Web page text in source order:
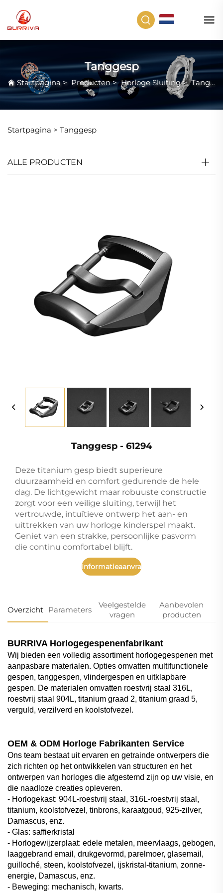
Tanggesp
Startpagina> Producten>Horloge Sluiting>Tanggesp
Startpagina > Tanggesp
ALLE PRODUCTEN
Tanggesp - 61294
Deze titanium gesp biedt superieure
duurzaamheid en comfort gedurende de hele
dag. De lichtgewicht maar robuuste constructie
zorgt voor een veilige sluiting, terwijl het
vertrouwde, intuïtieve ontwerp het aan- en
uittrekken van uw horloge kinderspel maakt.
Geniet van een strakke, persoonlijke pasvorm
die continu comfortabel blijft.
Informatieaanvraag
Overzicht Parameters
Veelgestelde
vragen
Aanbevolen
producten
BURRIVA Horlogegespenenfabrikant
Wij bieden een volledig assortiment horlogegespenen met
aanpasbare materialen. Opties omvatten multifunctionele
gespen, tanggespen, vlindergespen en uitklapbare
gespen. De materialen omvatten roestvrij staal 316L,
roestvrij staal 904L, titanium graad 2, titanium graad 5,
verguld, verzilverd en koolstofvezel.
OEM & ODM Horloge Fabrikanten Service
Ons team bestaat uit ervaren en getrainde ontwerpers die
zich richten op het ontwikkelen van structuren en het
ontwerpen van horloges die afgestemd zijn op uw visie, en
die naadloze creaties opleveren.
- Horlogekast: 904L-roestvrij staal, 316L-roestvrij staal,
titanium, koolstofvezel, tinbrons, karaatgoud, 925-zilver,
Damascus, enz.
- Glas: saffierkristal
- Horlogewijzerplaat: edele metalen, meervlaags, gebogen,
laaggebrand email, drukgevormd, parelmoer, glasemail,
guilloché, steen, koolstofvezel, ijskristal-titanium, zonne-
energie, Damascus, enz.
- Beweging: mechanisch, kwarts.